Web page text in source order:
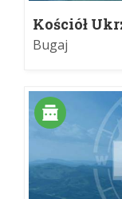
Kościół
Bugaj